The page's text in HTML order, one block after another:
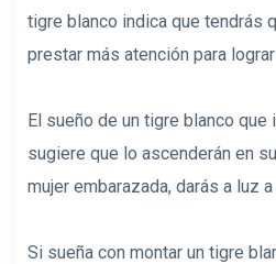
tigre blanco indica que tendrás
prestar más atención para
El sueño de un tigre blanco que
sugiere que lo ascenderán en
mujer embarazada, darás a luz
Si sueña con montar un tigre